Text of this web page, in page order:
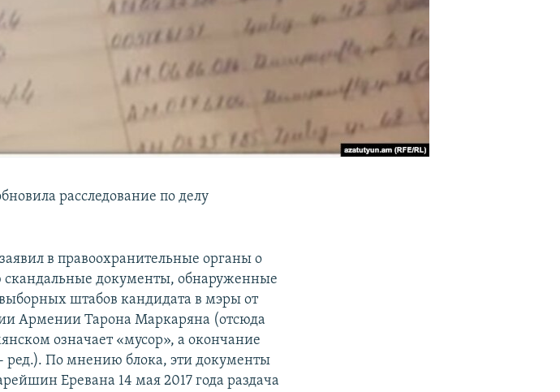
расследование по делу
в правоохранительные органы о
документы, обнаруженные
штабов кандидата в мэры от
Армении Тарона Маркаряна (отсюда
означает «мусор», а окончание
ред.). По мнению блока, эти документы
Еревана 14 мая 2017 года раздача